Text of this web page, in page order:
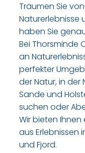
Träumen Sie
Naturerlebnisse
haben Sie
Bei Thorsminde
an
perfekter
der Natur, in der
Sande und
suchen oder
Wir bieten
aus Erlebnissen
und Fjord.